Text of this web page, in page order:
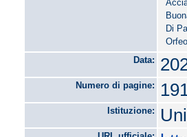
Di
Data:
Numero di pagine:
Istituzione: